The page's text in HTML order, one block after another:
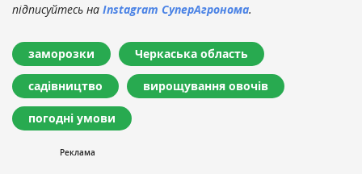
підписуйтесь на Instagram СуперАгронома.
заморозки Черкаська область
садівництво вирощування овочів
погодні умови